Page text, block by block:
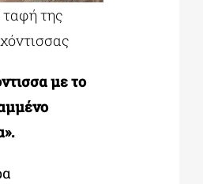
της
με το